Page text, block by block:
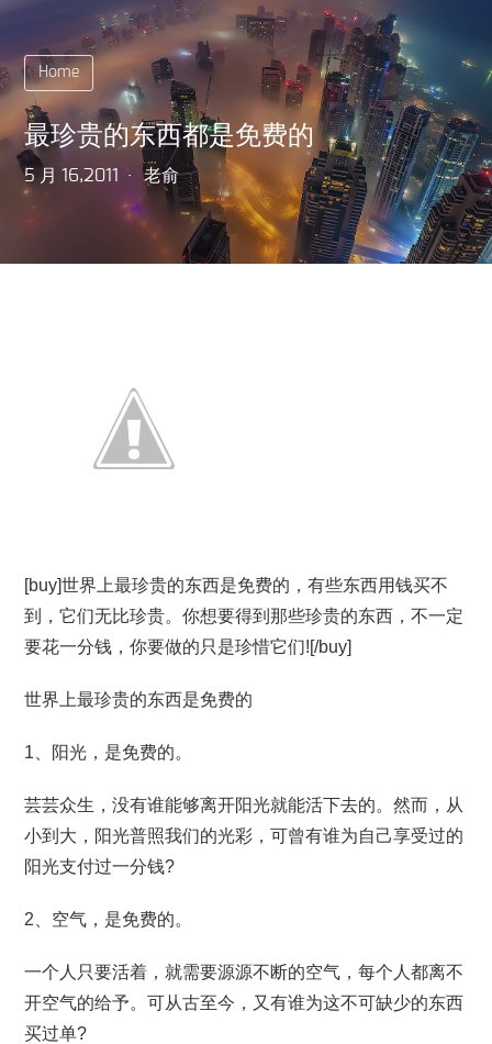
Home
最珍贵的东西都是免费的
5 月 16,2011 老俞
[buy]世界上最珍贵的东西是免费的，有些东西用钱买不
到，它们无比珍贵。你想要得到那些珍贵的东西，不一定
要花一分钱，你要做的只是珍惜它们![/buy]
世界上最珍贵的东西是免费的
1、阳光，是免费的。
芸芸众生，没有谁能够离开阳光就能活下去的。然而，从
小到大，阳光普照我们的光彩，可曾有谁为自己享受过的
阳光支付过一分钱?
2、空气，是免费的。
一个人只要活着，就需要源源不断的空气，每个人都离不
开空气的给予。可从古至今，又有谁为这不可缺少的东西
买过单?